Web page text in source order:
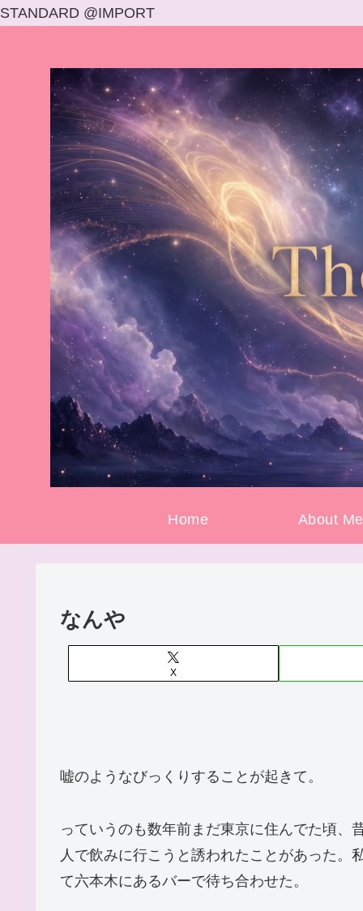
STANDARD @IMPORT
Home About Me
なんや
X
嘘のようなびっくりすることが起きて。
っていうのも数年前まだ東京に住んでた頃、
人で飲みに行こうと誘われたことがあった。
て六本木にあるバーで待ち合わせた。